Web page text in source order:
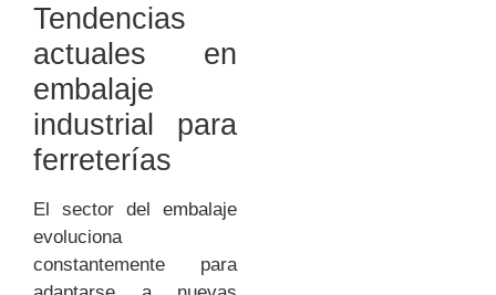
Tendencias
actuales en
embalaje
industrial para
ferreterías
El sector del embalaje
evoluciona
constantemente para